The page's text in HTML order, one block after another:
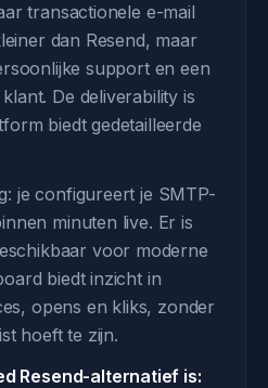
transactionele e-mail
dan Resend, maar
support en een
De deliverability is
biedt gedetailleerde
je configureert je SMTP-
minuten live. Er is
voor moderne
biedt inzicht in
opens en kliks, zonder
hoeft te zijn.
Resend-alternatief is: